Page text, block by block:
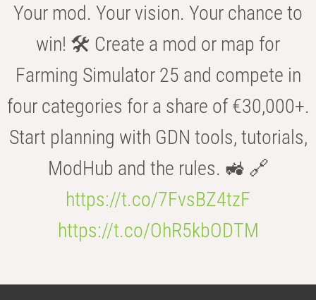
Your mod. Your vision. Your chance to
win! 🛠️ Create a mod or map for
Farming Simulator 25 and compete in
four categories for a share of €30,000+.
Start planning with GDN tools, tutorials,
ModHub and the rules. 🚜 🔗
https://t.co/7FvsBZ4tzF
https://t.co/OhR5kbODTM